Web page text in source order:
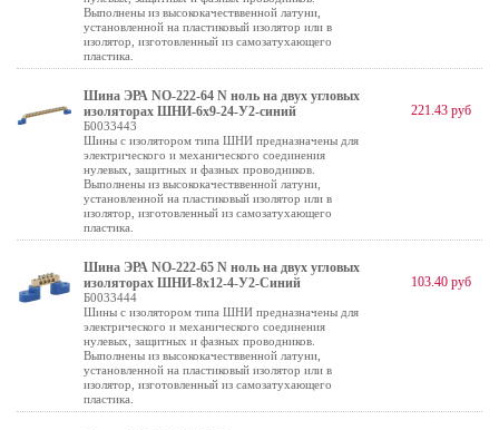
Выполнены из высококачестввенной латуни,
установленной на пластиковый изолятор или в
изолятор, изготовленный из самозатухающего
пластика.
Шина ЭРА NO-222-64 N ноль на двух угловых
изоляторах ШНИ-6х9-24-У2-синий
Б0033443
Шины с изолятором типа ШНИ предназначены для
электрического и механического соединения
нулевых, защитных и фазных проводников.
Выполнены из высококачестввенной латуни,
установленной на пластиковый изолятор или в
изолятор, изготовленный из самозатухающего
пластика.
221.43 руб
Шина ЭРА NO-222-65 N ноль на двух угловых
изоляторах ШНИ-8х12-4-У2-Синий
Б0033444
Шины с изолятором типа ШНИ предназначены для
электрического и механического соединения
нулевых, защитных и фазных проводников.
Выполнены из высококачестввенной латуни,
установленной на пластиковый изолятор или в
изолятор, изготовленный из самозатухающего
пластика.
103.40 руб